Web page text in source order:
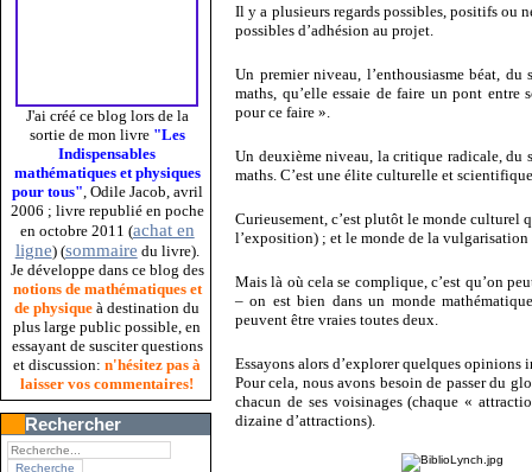
J'ai créé ce blog lors de la
sortie de mon livre "Les
Indispensables
mathématiques et physiques
pour tous", Odile Jacob, avril
2006 ; livre republié en poche
en octobre 2011 (achat en
ligne) (sommaire du livre).
Je développe dans ce blog des
notions de mathématiques et
de physique à destination du
plus large public possible, en
essayant de susciter questions
et discussion: n'hésitez pas à
laisser vos commentaires!
Rechercher
Il y a plusieurs regards possibles, positifs ou
possibles d’adhésion au projet.
Un premier niveau, l’enthousiasme béat,
maths, qu’elle essaie de faire un pont
pour ce faire ».
Un deuxième niveau, la critique radicale, du
maths. C’est une élite culturelle et
Curieusement, c’est plutôt le monde culturel
l’exposition) ; et le monde de la
Mais là où cela se complique, c’est qu’on
– on est bien dans un monde
peuvent être vraies toutes deux.
Essayons alors d’explorer quelques opinions
Pour cela, nous avons besoin de passer du
chacun de ses voisinages (chaque «
dizaine d’attractions).